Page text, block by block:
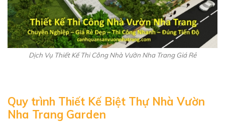
Dịch Vụ Thiết Kế Thi Công Nhà Vườn Nha Trang Giá Rẻ
Quy trình Thiết Kế Biệt Thự Nhà Vườn
Nha Trang Garden